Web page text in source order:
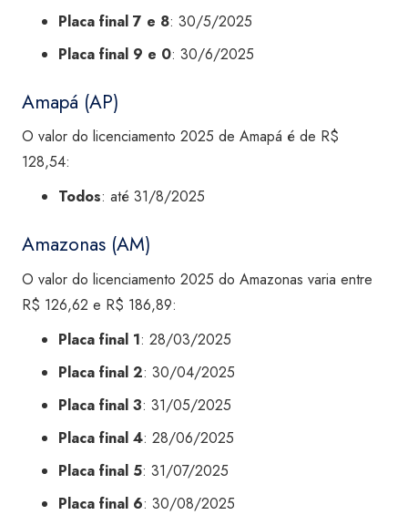
Placa final 7 e 8: 30/5/2025
Placa final 9 e 0: 30/6/2025
Amapá (AP)
O valor do licenciamento 2025 de Amapá é de R$
128,54:
Todos: até 31/8/2025
Amazonas (AM)
O valor do licenciamento 2025 do Amazonas varia entre
R$ 126,62 e R$ 186,89:
Placa final 1: 28/03/2025
Placa final 2: 30/04/2025
Placa final 3: 31/05/2025
Placa final 4: 28/06/2025
Placa final 5: 31/07/2025
Placa final 6: 30/08/2025